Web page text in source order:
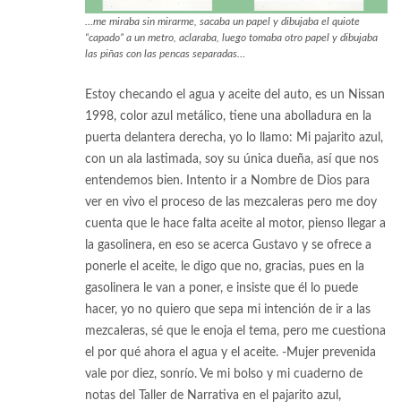
…me miraba sin mirarme, sacaba un papel y dibujaba el quiote
“capado” a un metro, aclaraba, luego tomaba otro papel y dibujaba
las piñas con las pencas separadas…
Estoy checando el agua y aceite del auto, es un Nissan
1998, color azul metálico, tiene una abolladura en la
puerta delantera derecha, yo lo llamo: Mi pajarito azul,
con un ala lastimada, soy su única dueña, así que nos
entendemos bien. Intento ir a Nombre de Dios para
ver en vivo el proceso de las mezcaleras pero me doy
cuenta que le hace falta aceite al motor, pienso llegar a
la gasolinera, en eso se acerca Gustavo y se ofrece a
ponerle el aceite, le digo que no, gracias, pues en la
gasolinera le van a poner, e insiste que él lo puede
hacer, yo no quiero que sepa mi intención de ir a las
mezcaleras, sé que le enoja el tema, pero me cuestiona
el por qué ahora el agua y el aceite. -Mujer prevenida
vale por diez, sonrío. Ve mi bolso y mi cuaderno de
notas del Taller de Narrativa en el pajarito azul,